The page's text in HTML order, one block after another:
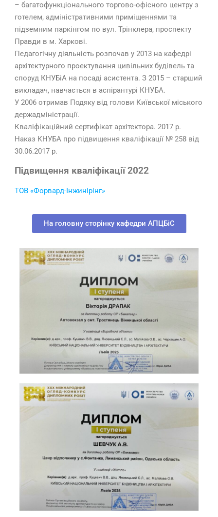
– багатофункціонального торгово-офісного центру з
готелем, адміністративними приміщеннями та
підземним паркінгом по вул. Трінклера, проспекту
Правди в м. Харкові.
Педагогічну діяльність розпочав у 2013 на кафедрі
архітектурного проектування цивільних будівель та
споруд КНУБіА на посаді асистента. З 2015 – старший
викладач, навчається в аспірантурі КНУБА.
У 2006 отримав Подяку від голови Київської міського
держадміністрації.
Кваліфікаційний сертифікат архітектора. 2017 р.
Наказ КНУБА про підвищення кваліфікації № 258 від
30.06.2017 р.
Підвищення кваліфікації 2022
ТОВ «Форвард-Інжинірінг»
На головну сторінку кафедри АПЦБіС